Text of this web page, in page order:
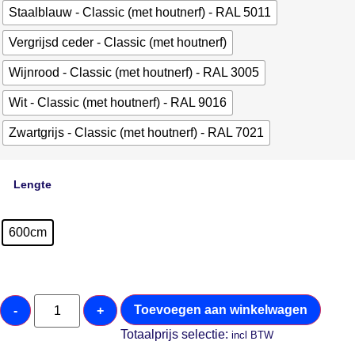
Staalblauw - Classic (met houtnerf) - RAL 5011
Vergrijsd ceder - Classic (met houtnerf)
Wijnrood - Classic (met houtnerf) - RAL 3005
Wit - Classic (met houtnerf) - RAL 9016
Zwartgrijs - Classic (met houtnerf) - RAL 7021
Lengte
600cm
- +
Toevoegen aan winkelwagen
Totaalprijs selectie:incl BTW